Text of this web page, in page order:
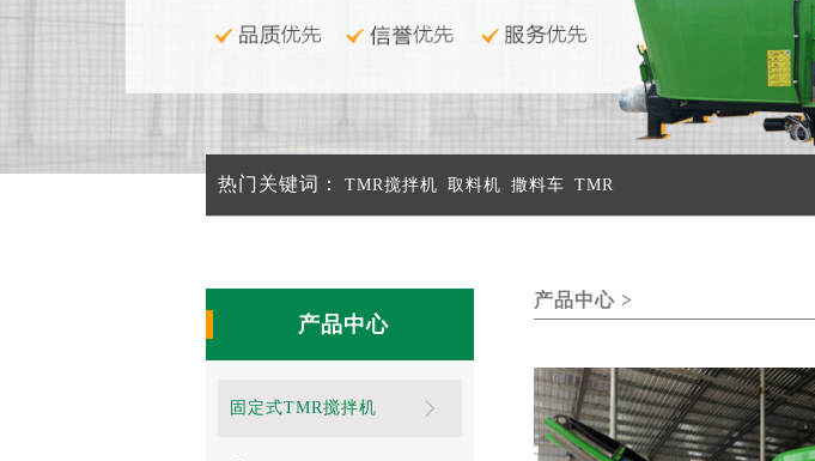
热门关键词： TMR搅拌机 取料机 撒料车 TMR
产品中心
固定式TMR搅拌机
产品中心 >